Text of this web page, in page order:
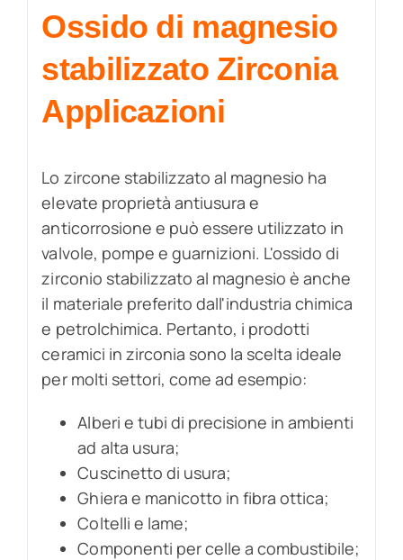
Ossido di magnesio
stabilizzato Zirconia
Applicazioni
Lo zircone stabilizzato al magnesio ha
elevate proprietà antiusura e
anticorrosione e può essere utilizzato in
valvole, pompe e guarnizioni. L'ossido di
zirconio stabilizzato al magnesio è anche
il materiale preferito dall'industria chimica
e petrolchimica. Pertanto, i prodotti
ceramici in zirconia sono la scelta ideale
per molti settori, come ad esempio:
Alberi e tubi di precisione in ambienti
ad alta usura;
Cuscinetto di usura;
Ghiera e manicotto in fibra ottica;
Coltelli e lame;
Componenti per celle a combustibile;